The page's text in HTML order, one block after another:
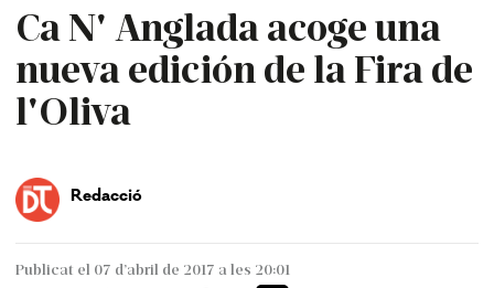
Ca N' Anglada acoge una
nueva edición de la Fira de
l'Oliva
Redacció
Publicat el 07 d’abril de 2017 a les 20:01